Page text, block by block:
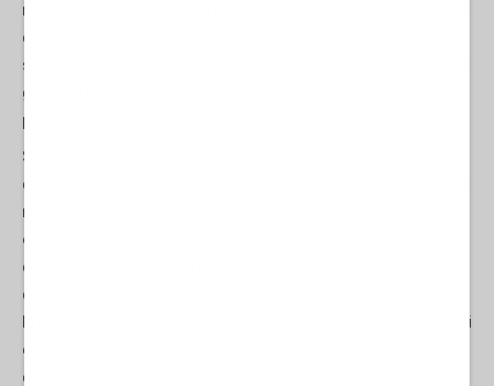
riconoscimento della piena libertà di transito delle navi mercantili
di qualsiasi bandiera in tempo di pace, con la sola condizione di
soddisfare i diritti di transito e le prescrizioni sanitarie. In tempo di
guerra la libertà di passaggio e navigazione per i mercantili dei
paesi neutrali.
Su questo assetto, reso già traballante dalle operazioni militari
condotte da ucraini e russi nella guerra in corso, interviene ora la
mano pesantissima della NATO, anche stavolta in versione
ottomana. Lo caratterizza la strategia USA intesa a azzerare la
cooperazione energetica tra Russia e UE e impedire a
quest’ultima di costituirsi in rivale commerciale. A questo scopo
la NATO, che paradossalmente include una maggioranza di paesi
europei, serve agli USA da cavallo di Troia in Asia. L’emergere
dell’Iran quale attore di primo piano nella regione e oltre, e di